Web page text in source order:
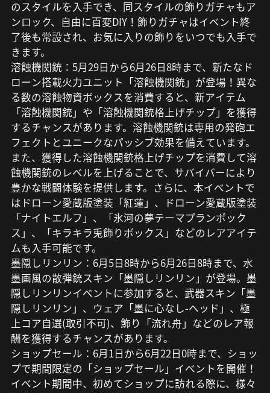
のスタイルを入手でき、同スタイルの飾りガチャもア
ンロック、自由に百変DIY！飾りガチャはイベント終
了後も常設され、お気に入りの飾りをいつでも入手で
きます。
溶蝕機関銃：5月29日から6月26日8時まで、新たなド
ローン搭載火力ユニット「溶蝕機関銃」が登場！異な
る数の溶蝕物資ボックスを消費すると、新アイテム
「溶蝕機関銃」や「溶蝕機関銃格上げチップ」を獲得
するチャンスがあります。溶蝕機関銃は専用の発砲エ
フェクトとユニークなパッシブ効果を備えています。
また、獲得した溶蝕機関銃格上げチップを消費して溶
蝕機関銃のレベルを上げることで、サバイバーにより
豊かな戦闘体験を提供します。さらに、本イベントで
はドローン愛蔵版塗装「紅蓮」、ドローン愛蔵版塗装
「ナイトエルフ」、「氷河の夢テーマプランボック
ス」、「キラキラ兎飾りボックス」などのレアアイテ
ムも入手可能です。
墨隠しリンリン：6月5日8時から6月26日8時まで、水
墨画風の散弾銃スキン「墨隠しリンリン」が登場。墨
隠しリンリンイベントに参加すると、武器スキン「墨
隠しリンリン」、ウェア「墨に心なし-ヘッド」、極
上コア自選(取引不可)、飾り「流れ舟」などのレア報
酬を獲得するチャンスがあります。
ショップセール：6月1日から6月22日0時まで、ショッ
プで期間限定の「ショップセール」イベントを開催！
イベント期間中、初めてショップに訪れる際に、様々